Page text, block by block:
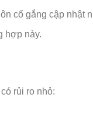
cố gắng cập nhật
hợp này.
rủi ro nhỏ: